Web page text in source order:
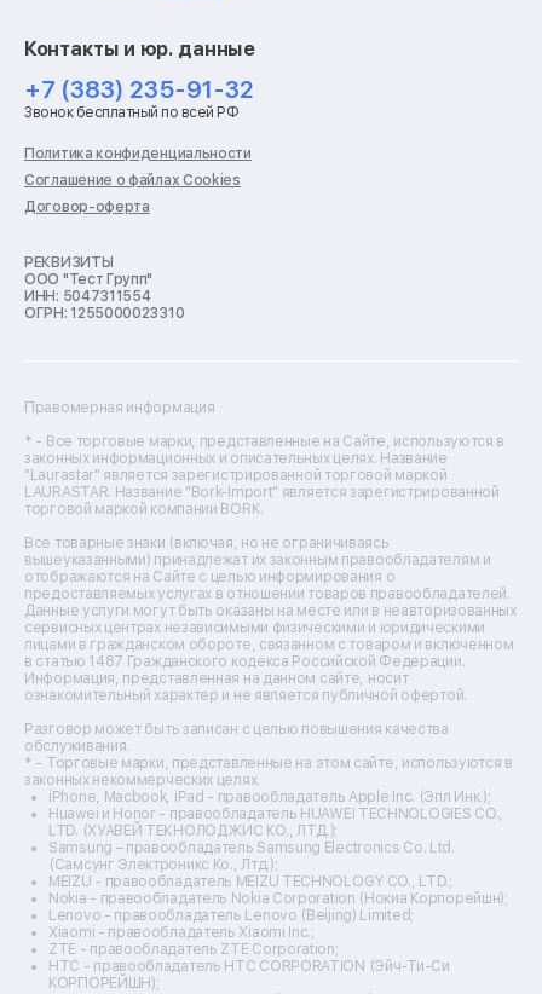
Ремонт роботов-пылесосов
Ремонт холодильников
Ремонт стиральных машин
Ремонт пылесосов
Ремонт варочных панелей
Ремонт духовых шкафов
Ремонт кондиционеров
Ремонт кухонных комбайнов
Ремонт морозильных камер
Ремонт отпаривателей
Ремонт плоттеров
Ремонт фенов
Ремонт цифровых биноклей
Ремонт тепловизоров
Ремонт массажных кресел
Ремонт водонагревателей
Ремонт вытяжек
Ремонт источников бесперебойного питания
Ремонт пароварок
Ремонт микшерных пультов
Ремонт dj-пультов
Ремонт кухонных плит
Ремонт стедикамов
Ремонт оптических прицелов
Ремонт электровелосипедов
Ремонт видеокамер
Ремонт эхолотов
Ремонт 3d-принтеров
Ремонт прицелов ночного видения
Ремонт винных шкафов
Ремонт выпрямителей
Ремонт сушилок для рук
Ремонт дальномеров
Ремонт снегоуборщиков
Контакты и юр. данные
+7 (383) 235-91-32
Звонок бесплатный по всей РФ
Политика конфиденциальности
Соглашение о файлах Cookies
Договор-оферта
РЕКВИЗИТЫ
ООО "Тест Групп"
ИНН: 5047311554
ОГРН: 1255000023310
Правомерная информация
* - Все торговые марки, представленные на Сайте, используются в
законных информационных и описательных целях. Название
"Laurastar" является зарегистрированной торговой маркой
LAURASTAR. Название "Bork-Import" является зарегистрированной
торговой маркой компании BORK.
Все товарные знаки (включая, но не ограничиваясь
вышеуказанными) принадлежат их законным правообладателям и
отображаются на Сайте с целью информирования о
предоставляемых услугах в отношении товаров правообладателей.
Данные услуги могут быть оказаны на месте или в неавторизованных
сервисных центрах независимыми физическими и юридическими
лицами в гражданском обороте, связанном с товаром и включенном
в статью 1487 Гражданского кодекса Российской Федерации.
Информация, представленная на данном сайте, носит
ознакомительный характер и не является публичной офертой.
Разговор может быть записан с целью повышения качества
обслуживания.
* - Торговые марки, представленные на этом сайте, используются в
законных некоммерческих целях.
iPhone, Macbook, iPad - правообладатель Apple Inc. (Эпл Инк.);
Huawei и Honor - правообладатель HUAWEI TECHNOLOGIES CO.,
LTD. (ХУАВЕЙ ТЕКНОЛОДЖИС КО., ЛТД.);
Samsung – правообладатель Samsung Electronics Co. Ltd.
(Самсунг Электроникс Ко., Лтд.);
MEIZU - правообладатель MEIZU TECHNOLOGY CO., LTD.;
Nokia - правообладатель Nokia Corporation (Нокиа Корпорейшн);
Lenovo - правообладатель Lenovo (Beijing) Limited;
Xiaomi - правообладатель Xiaomi Inc.;
ZTE - правообладатель ZTE Corporation;
HTC - правообладатель HTC CORPORATION (Эйч-Ти-Си
КОРПОРЕЙШН);